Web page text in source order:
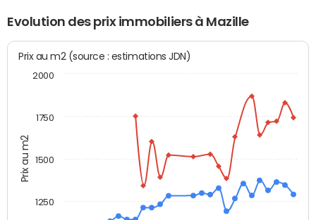
Evolution des prix immobiliers à Mazille
Prix au m2
Prix au m2 (source : estimations JDN)
1250
1500
1750
2000